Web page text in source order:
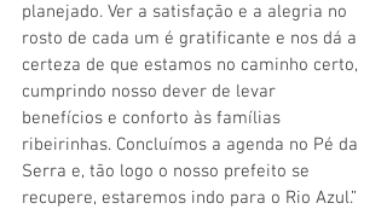
planejado. Ver a satisfação e a alegria no
rosto de cada um é gratificante e nos dá a
certeza de que estamos no caminho certo,
cumprindo nosso dever de levar
benefícios e conforto às famílias
ribeirinhas. Concluímos a agenda no Pé da
Serra e, tão logo o nosso prefeito se
recupere, estaremos indo para o Rio Azul.”